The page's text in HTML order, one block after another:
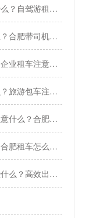
游租车注意事项
带司机租车流程
租车注意事项
包车注意事项
租商务车注意事项
租车怎么租？
行的五大实用技巧